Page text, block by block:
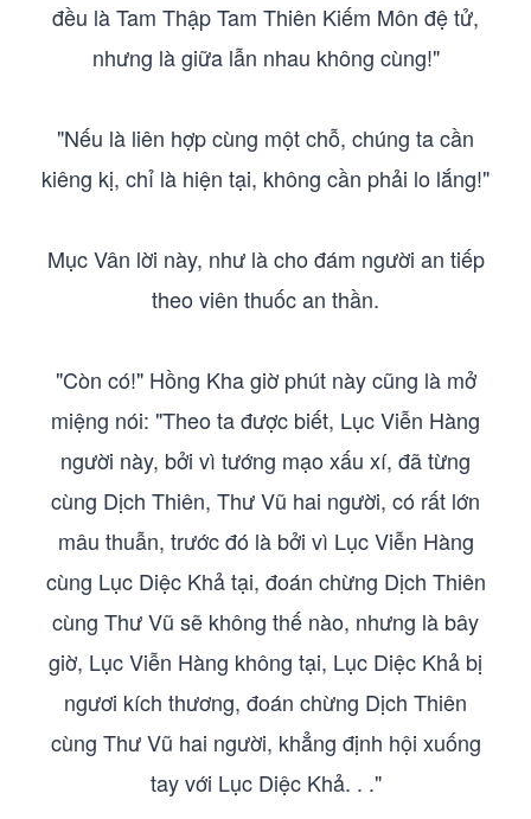
đều là Tam Thập Tam Thiên Kiếm Môn đệ tử,
nhưng là giữa lẫn nhau không cùng!"
"Nếu là liên hợp cùng một chỗ, chúng ta cần
kiêng kị, chỉ là hiện tại, không cần phải lo lắng!"
Mục Vân lời này, như là cho đám người an tiếp
theo viên thuốc an thần.
"Còn có!" Hồng Kha giờ phút này cũng là mở
miệng nói: "Theo ta được biết, Lục Viễn Hàng
người này, bởi vì tướng mạo xấu xí, đã từng
cùng Dịch Thiên, Thư Vũ hai người, có rất lớn
mâu thuẫn, trước đó là bởi vì Lục Viễn Hàng
cùng Lục Diệc Khả tại, đoán chừng Dịch Thiên
cùng Thư Vũ sẽ không thế nào, nhưng là bây
giờ, Lục Viễn Hàng không tại, Lục Diệc Khả bị
ngươi kích thương, đoán chừng Dịch Thiên
cùng Thư Vũ hai người, khẳng định hội xuống
tay với Lục Diệc Khả. . ."